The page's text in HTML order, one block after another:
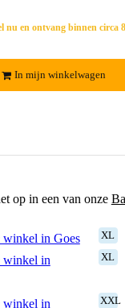
nu en ontvang binnen circa
In mijn winkelwagen
op in een van onze
in Goes XL
winkel in
XL
winkel in
XXL